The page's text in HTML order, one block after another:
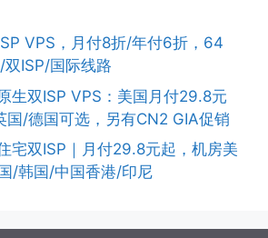
VPS，月付8折/年付6折，64
ISP/国际线路
生双ISP VPS：美国月付29.8元
国/德国可选，另有CN2 GIA促销
宅双ISP｜月付29.8元起，机房美
/韩国/中国香港/印尼